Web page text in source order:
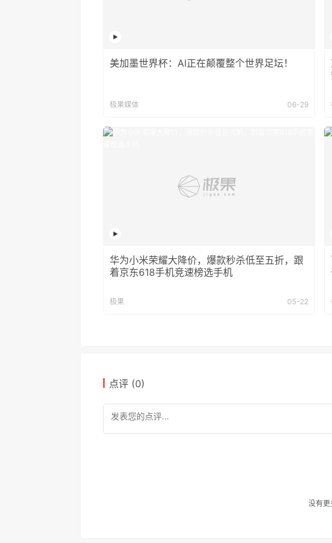
美加墨世界杯：AI正在颠覆整个世界足坛！
极果媒体 06-29
华为小米荣耀大降价，爆款秒杀低至五折，跟
着京东618手机竞速榜选手机
极果 05-22
点评 (0)
没有更